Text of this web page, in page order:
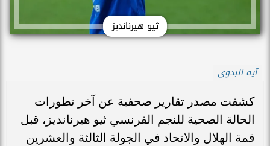
ثيو هيرنانديز
آيه البدوى
كشفت مصدر تقارير صحفية عن آخر تطورات
الحالة الصحية للنجم الفرنسي ثيو هيرنانديز، قبل
قمة الهلال والاتحاد في الجولة الثالثة والعشرين